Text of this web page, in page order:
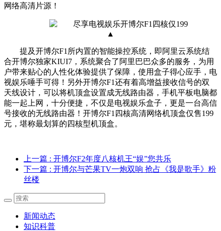
网络高清片源！
▲
提及开博尔F1所内置的智能操控系统，即阿里云系统结
合开博尔独家KIUI7，系统聚合了阿里巴巴众多的服务，为用
户带来贴心的人性化体验提供了保障，使用盒子得心应手，电
视娱乐唾手可得！另外开博尔F1还有着高增益接收信号的双
天线设计，可以将机顶盒设置成无线路由器，手机平板电脑都
能一起上网，十分便捷，不仅是电视娱乐盒子，更是一台高信
号接收的无线路由器！开博尔F1四核高清网络机顶盒仅售199
元，堪称最划算的四核型机顶盒。
上一篇 : 开博尔F2年度八核机王“娱”您共乐
下一篇 : 开博尔与芒果TV一炮双响 抢占《我是歌手》粉
丝楼
新闻动态
知识科普